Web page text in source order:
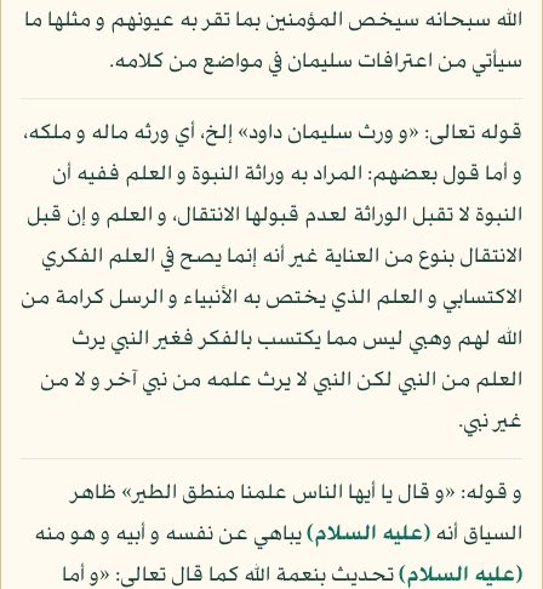
الله سبحانه سيخص المؤمنين بما تقر به عيونهم و مثلها ما
سيأتي من اعترافات سليمان في مواضع من كلامه.
قوله تعالى: «و ورث سليمان داود» إلخ، أي ورثه ماله و ملكه،
و أما قول بعضهم: المراد به وراثة النبوة و العلم ففيه أن
النبوة لا تقبل الوراثة لعدم قبولها الانتقال، و العلم و إن قبل
الانتقال بنوع من العناية غير أنه إنما يصح في العلم الفكري
الاكتسابي و العلم الذي يختص به الأنبياء و الرسل كرامة من
الله لهم وهبي ليس مما يكتسب بالفكر فغير النبي يرث
العلم من النبي لكن النبي لا يرث علمه من نبي آخر و لا من
غير نبي.
و قوله: «و قال يا أيها الناس علمنا منطق الطير» ظاهر
السياق أنه(عليه السلام)يباهي عن نفسه و أبيه و هو منه
(عليه السلام)تحديث بنعمة الله كما قال تعالى: «و أما